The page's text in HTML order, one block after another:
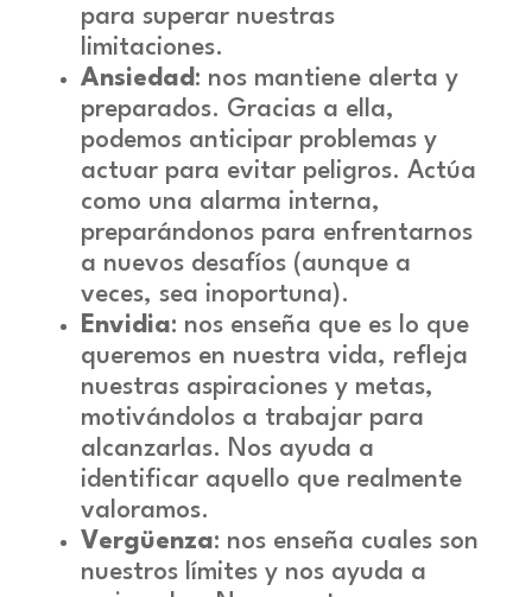
para superar nuestras
limitaciones.
Ansiedad : nos mantiene alerta y
preparados. Gracias a ella,
podemos anticipar problemas y
actuar para evitar peligros. Actúa
como una alarma interna,
preparándonos para enfrentarnos
a nuevos desafíos (aunque a
veces, sea inoportuna).
Envidia: nos enseña que es lo que
queremos en nuestra vida, refleja
nuestras aspiraciones y metas,
motivándolos a trabajar para
alcanzarlas. Nos ayuda a
identificar aquello que realmente
valoramos.
Vergüenza: nos enseña cuales son
nuestros límites y nos ayuda a